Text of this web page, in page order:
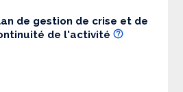
de gestion de crise et de
de l'activité